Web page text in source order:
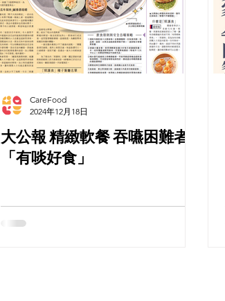
大公報 精緻軟餐 吞嚥困難者
「有啖好食」
CareFood
2024年12月18日